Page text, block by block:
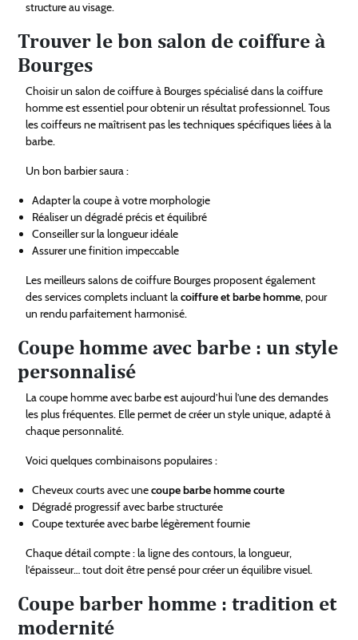
structure au visage.
Trouver le bon salon de coiffure à
Bourges
Choisir un salon de coiffure à Bourges spécialisé dans la coiffure
homme est essentiel pour obtenir un résultat professionnel. Tous
les coiffeurs ne maîtrisent pas les techniques spécifiques liées à la
barbe.
Un bon barbier saura :
Adapter la coupe à votre morphologie
Réaliser un dégradé précis et équilibré
Conseiller sur la longueur idéale
Assurer une finition impeccable
Les meilleurs salons de coiffure Bourges proposent également
des services complets incluant lacoiffure et barbe homme, pour
un rendu parfaitement harmonisé.
Coupe homme avec barbe : un style
personnalisé
La coupe homme avec barbe est aujourd’hui l’une des demandes
les plus fréquentes. Elle permet de créer un style unique, adapté à
chaque personnalité.
Voici quelques combinaisons populaires :
Cheveux courts avec unecoupe barbe homme courte
Dégradé progressif avec barbe structurée
Coupe texturée avec barbe légèrement fournie
Chaque détail compte : la ligne des contours, la longueur,
l’épaisseur… tout doit être pensé pour créer un équilibre visuel.
Coupe barber homme : tradition et
modernité